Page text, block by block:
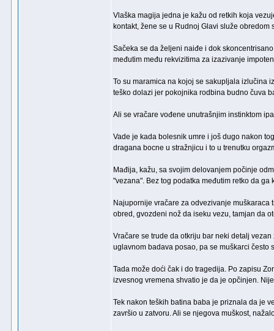
Vlaška magija jedna je kažu od retkih koja
kontakt, žene se u Rudnoj Glavi služe obredom
Sačeka se da željeni naiđe i dok
međutim među rekvizitima za izazivanje
To su maramica na kojoj se sakupljala izlučina
teško dolazi jer pokojnika rodbina budno čuva
Ali se vračare vođene unutrašnjim instinktom
Vade je kada bolesnik umre i još dugo nakon
dragana bocne u stražnjicu i to u trenutku
Mađija, kažu, sa svojim delovanjem počinje
"vezana". Bez tog podatka međutim retko da
Najupornije vračare za odvezivanje
obred, gvozdeni nož da iseku vezu, tamjan da
Vračare se trude da otkriju bar neki detalj
uglavnom badava posao, pa se muškarci
Tada može doći čak i do tragedija. Po zapisu
izvesnog vremena shvatio je da je opčinjen.
Tek nakon teških batina baba je priznala da je
završio u zatvoru. Ali se njegova muškost,